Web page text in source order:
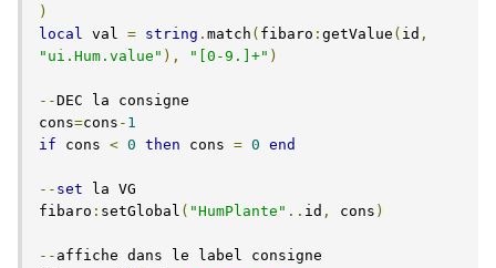
)
local val = string . match ( fibaro : getValue ( id ,
"ui.Hum.value" ), "[0-9.]+" )
--DEC la consigne
cons=cons - 1
if cons < 0 then cons = 0 end
-- set la VG
fibaro : setGlobal ( "HumPlante" .. id , cons )
-- affiche dans le label consigne